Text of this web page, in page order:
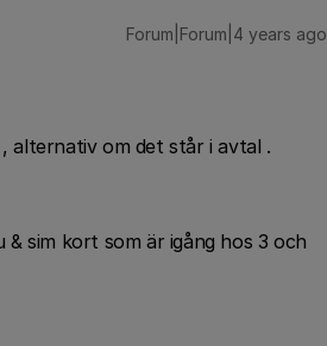
Forum|Forum|4 years ago
alternativ om det står i avtal .
sim kort som är igång hos 3 och